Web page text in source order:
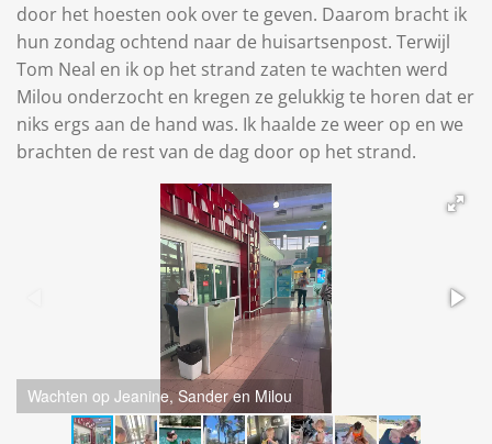
door het hoesten ook over te geven. Daarom bracht ik
hun zondag ochtend naar de huisartsenpost. Terwijl
Tom Neal en ik op het strand zaten te wachten werd
Milou onderzocht en kregen ze gelukkig te horen dat er
niks ergs aan de hand was. Ik haalde ze weer op en we
brachten de rest van de dag door op het strand.
Wachten op Jeanine, Sander en Milou